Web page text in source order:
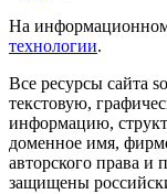
На
технологии.
Все ресурсы сайта
текстовую,
информацию,
доменное имя,
авторского права и
защищены